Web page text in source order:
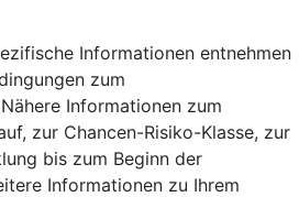
Informationen entnehmen
zum
Informationen zum
zur Chancen-Risiko-Klasse, zur
bis zum Beginn der
Informationen zu Ihrem